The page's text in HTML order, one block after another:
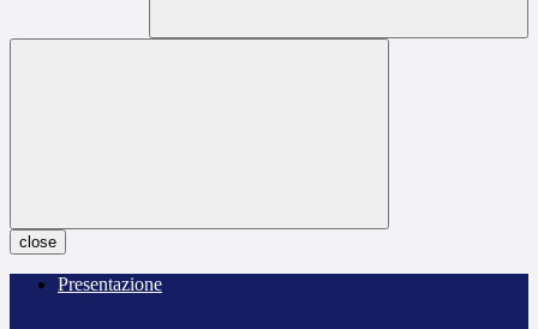
close
Presentazione